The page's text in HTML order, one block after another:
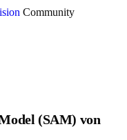
Community
(SAM) von